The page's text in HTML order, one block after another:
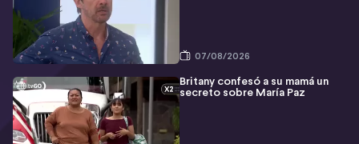
Temporada
13
07/08/2026
Britany confesó a su mamá un
secreto sobre María Paz